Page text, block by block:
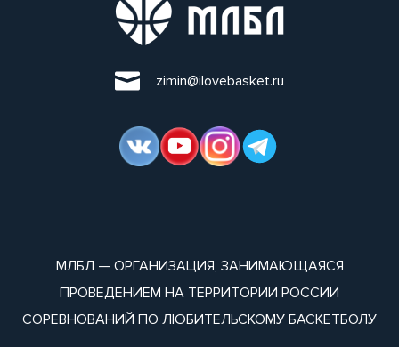
zimin@ilovebasket.ru
МЛБЛ — ОРГАНИЗАЦИЯ, ЗАНИМАЮЩАЯСЯ
ПРОВЕДЕНИЕМ НА ТЕРРИТОРИИ РОССИИ
СОРЕВНОВАНИЙ ПО ЛЮБИТЕЛЬСКОМУ БАСКЕТБОЛУ